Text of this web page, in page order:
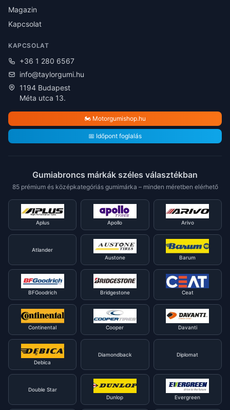
Magazin
Kapcsolat
KAPCSOLAT
+36 1 280 6567
info@taylorgumi.hu
1194 Budapest
Méta utca 13.
🏍️ Motorgumishop.hu
📅 Időpont foglalás
Gumiabroncs márkák széles választékban
85 prémium és középkategóriás gumimárka – minden méretben elérhető
Aplus Apollo Arivo
Atlander
Austone
Barum
BFGoodrich Bridgestone Ceat
Continental Cooper Davanti
Debica
Diamondback Diplomat
Double Star
Dunlop
Evergreen